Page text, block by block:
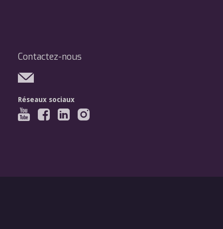
Contactez-nous
Réseaux sociaux